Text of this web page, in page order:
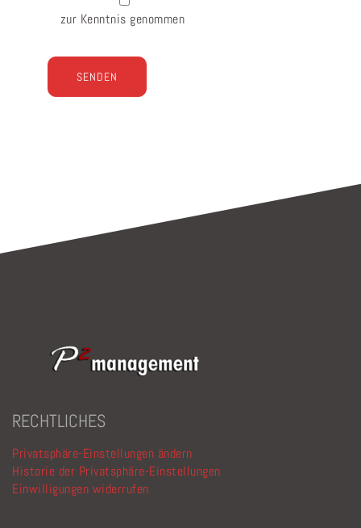
zur Kenntnis genommen
RECHTLICHES
Privatsphäre-Einstellungen ändern
Historie der Privatsphäre-Einstellungen
Einwilligungen widerrufen